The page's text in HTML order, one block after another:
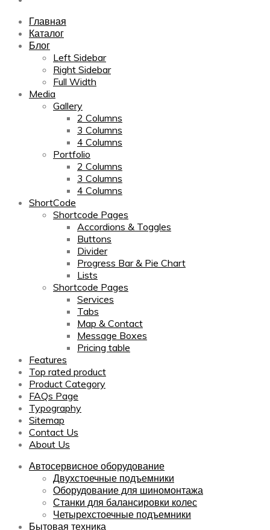
Главная
Каталог
Блог
Left Sidebar
Right Sidebar
Full Width
Media
Gallery
2 Columns
3 Columns
4 Columns
Portfolio
2 Columns
3 Columns
4 Columns
ShortCode
Shortcode Pages
Accordions & Toggles
Buttons
Divider
Progress Bar & Pie Chart
Lists
Shortcode Pages
Services
Tabs
Map & Contact
Message Boxes
Pricing table
Features
Top rated product
Product Category
FAQs Page
Typography
Sitemap
Contact Us
About Us
Автосервисное оборудование
Двухстоечные подъемники
Оборудование для шиномонтажа
Станки для балансировки колес
Четырехстоечные подъемники
Бытовая техника